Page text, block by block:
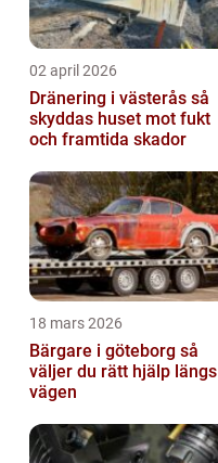
02 april 2026
Dränering i västerås så
skyddas huset mot fukt
och framtida skador
18 mars 2026
Bärgare i göteborg så
väljer du rätt hjälp längs
vägen